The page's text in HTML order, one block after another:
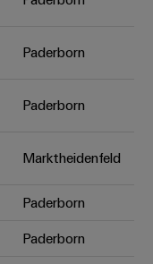
Digital
neuen Niveau
schnell
Paderborn
Paderborn
Marktheidenfeld
Paderborn
Paderborn